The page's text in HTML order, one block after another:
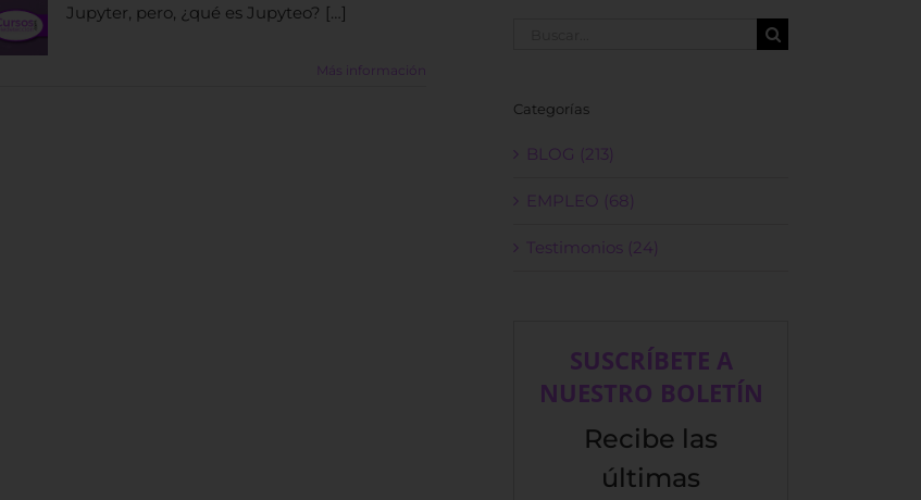
Jupyter, pero, ¿qué es Jupyteo? […]
Más información
Categorías
BLOG (213)
EMPLEO (68)
Testimonios (24)
SUSCRÍBETE A
NUESTRO BOLETÍN
Recibe las
últimas